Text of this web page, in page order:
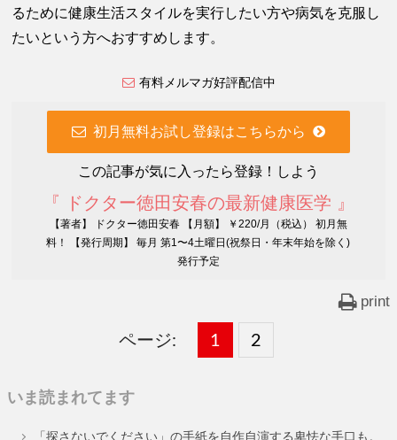
るために健康生活スタイルを実行したい方や病気を克服し
たいという方へおすすめします。
有料メルマガ好評配信中
初月無料お試し登録はこちらから
この記事が気に入ったら登録！しよう
『 ドクター徳田安春の最新健康医学 』
【著者】 ドクター徳田安春 【月額】 ￥220/月（税込） 初月無
料！ 【発行周期】 毎月 第1〜4土曜日(祝祭日・年末年始を除く)
発行予定
print
ページ:
固
1 ,
固
2
いま読まれてます
「探さないでください」の手紙を自作自演する卑怯な手口も。